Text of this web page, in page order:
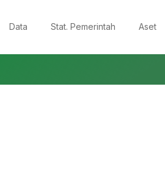
Data Stat. Pemerintah Aset